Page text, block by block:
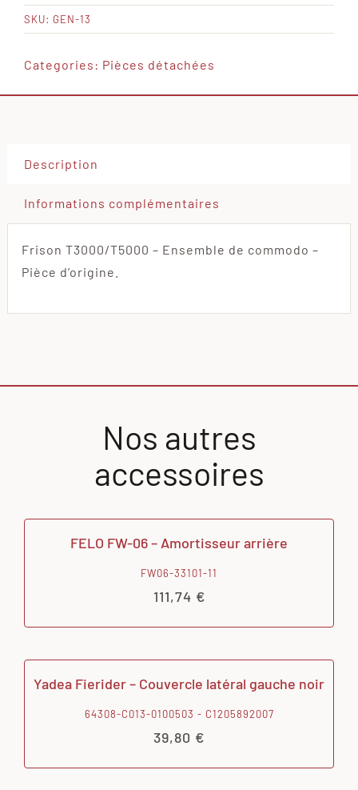
Ensemble
de
SKU: GEN-13
Categories: Pièces détachées
Description
Informations complémentaires
Frison T3000/T5000 – Ensemble de commodo –
Pièce d’origine.
Nos autres
accessoires
FELO FW-06 – Amortisseur arrière
FW06-33101-11
111,74 €
Yadea Fierider – Couvercle latéral gauche noir
64308-C013-0100503 - C1205892007
39,80 €